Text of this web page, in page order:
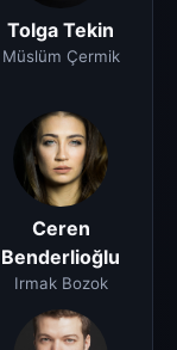
Tolga Tekin
Müslüm Çermik
Ceren
Benderlioğlu
Irmak Bozok